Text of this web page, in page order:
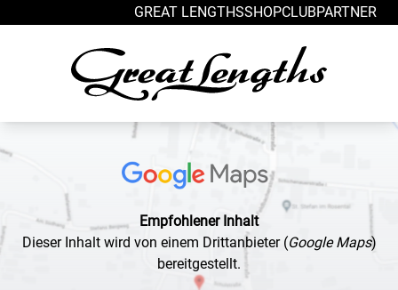
GREAT LENGTHSSHOPCLUBPARTNER
Empfohlener Inhalt
Dieser Inhalt wird von einem Drittanbieter (Google Maps)
bereitgestellt.